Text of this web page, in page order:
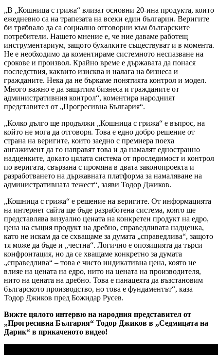
„В „Кошница с грижа“ влизат основни 20-ина продукта, които
ежедневно са на трапезата на всеки един българин. Веригите
би трябвало да са социално отговорни към българските
потребители. Нашето мнение е, че ние даваме работещ
инструментариум, защото бухалките съществуват и в момента.
Не е необходимо да коментираме системното неспазване на
срокове и произвол. Крайно време е държавата да понася
последствия, каквито изисква и налага на бизнеса и
гражданите. Нека да не бъркаме понятията контрол и модел.
Много важно е да защитим бизнеса и гражданите от
административния контрол“, коментира народният
представител от „Прогресивна България“.
„Колко дълго ще продължи „Кошница с грижа“ е въпрос, на
който не мога да отговоря. Това е едно добро решение от
страна на веригите, които заедно с премиера поеха
ангажимент да го направят това и да намалят едностранно
надценките, докато цялата система от проследимост и контрол
по веригата, свързана с промяна в двата законопроекта и
разработването на държавната платформа за намаляване на
административната тежест“, заяви Тодор Джиков.
„Кошница с грижа“ е решение на веригите. От информацията
на интернет сайта ще бъде разработена система, която ще
представлява визуално цената на конкретен продукт на едро,
цена на същия продукт на дребно, справедливата надценка,
като не искам да се схващаме за думата „справедлива“, защото
тя може да бъде и „честна“. Логично е опозицията да търси
конфронтация, но да се хващаме конкретно за думата
„справедлива“ – това е чисто индикативна цена, която не
влияе на цената на едро, нито на цената на производителя,
нито на цената на дребно. Това е панацеята да възстановим
българското производство, но това е фундаментът“, каза
Тодор Джиков пред Божидар Русев.
Вижте цялото интервю на народния представител от
„Прогресивна България“ Тодор Джиков в „Седмицата на
Дарик“ в прикаченото видео!